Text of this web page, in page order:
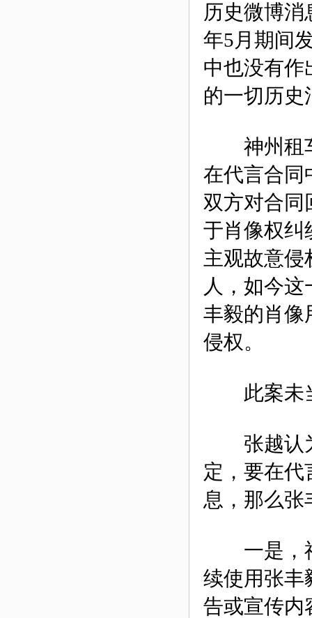
历史微博消
年5月期间
中也没有作
的一切历史
神州租车
在代言合同
双方对合同
于肖像权纠
主观故意侵
人，如今
丰毅的肖像
侵权。
此案未
张越认为
定，要在代
息，那么张
一是，神
续使用张丰
告或宣传内